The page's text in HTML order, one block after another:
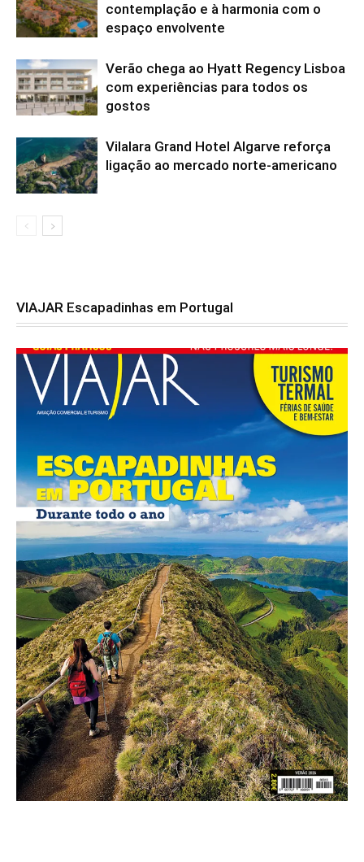
contemplação e à harmonia com o
espaço envolvente
Verão chega ao Hyatt Regency Lisboa
com experiências para todos os
gostos
Vilalara Grand Hotel Algarve reforça
ligação ao mercado norte-americano
VIAJAR Escapadinhas em Portugal